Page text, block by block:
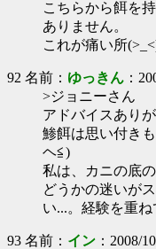
こちらから餌を
ありません。
これが痛い所
92 名前： ゆっきん ：
>ジョニーさん
アドバイスあり
鯵餌は思い付き
ヘ≦)
私は、カニの底
どうかの迷いが
い...。経験を重ね
93 名前： イン ：2008/